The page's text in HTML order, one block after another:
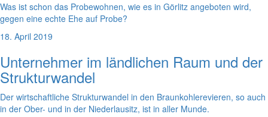
Was ist schon das Probewohnen, wie es in Görlitz angeboten wird,
gegen eine echte Ehe auf Probe?
18. April 2019
Unternehmer im ländlichen Raum und der
Strukturwandel
Der wirtschaftliche Strukturwandel in den Braunkohlerevieren, so auch
in der Ober- und in der Niederlausitz, ist in aller Munde.